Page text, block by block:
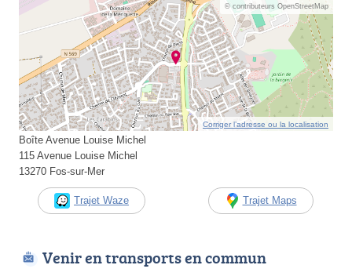
© contributeurs OpenStreetMap
Corriger l’adresse ou la localisation
Boîte Avenue Louise Michel
115 Avenue Louise Michel
13270 Fos-sur-Mer
Trajet Waze Trajet Maps
Venir en transports en commun